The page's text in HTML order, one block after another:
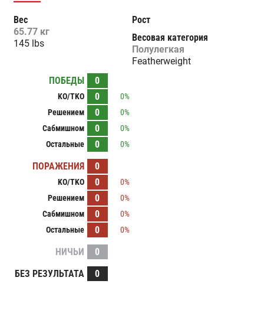
Вес
65.77 кг
145 lbs
Рост
Весовая категория
Полулегкая
Featherweight
ПОБЕДЫ
0
KO/TKO 0
0%
Решением
0
0%
Сабмишном
0
0%
Остальные
0 0%
ПОРАЖЕНИЯ 0
KO/TKO 0
0%
Решением
0
0%
Сабмишном
0
0%
Остальные
0 0%
НИЧЬИ
0
БЕЗ РЕЗУЛЬТАТА
0